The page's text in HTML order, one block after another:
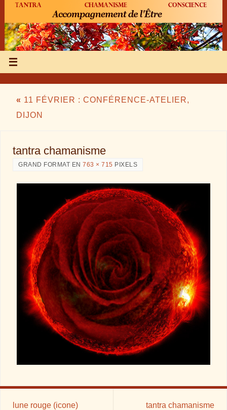
« 11 FÉVRIER : CONFÉRENCE-ATELIER,
DIJON
tantra chamanisme
GRAND FORMAT EN763 × 715 PIXELS
lune rouge (icone) tantra chamanisme